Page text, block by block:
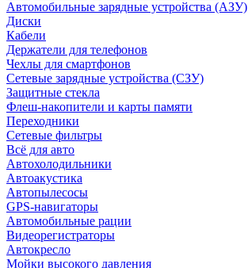
Автомобильные зарядные устройства (АЗУ)
Диски
Кабели
Держатели для телефонов
Чехлы для смартфонов
Сетевые зарядные устройства (СЗУ)
Защитные стекла
Флеш-накопители и карты памяти
Переходники
Сетевые фильтры
Всё для авто
Автохолодильники
Автоакустика
Автопылесосы
GPS-навигаторы
Автомобильные рации
Видеорегистраторы
Автокресло
Мойки высокого давления